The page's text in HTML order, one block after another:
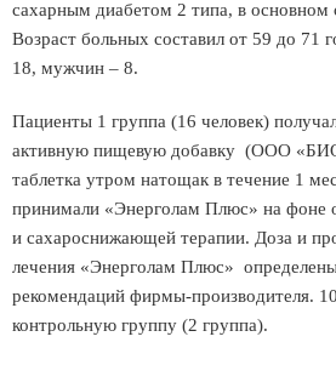
сахарным диабетом 2 типа, в основном
Возраст больных составил от 59 до 71
18, мужчин – 8.
Пациенты 1 группа (16 человек)
активную пищевую добавку (ООО
таблетка утром натощак в течение 1
принимали «Энерголам Плюс» на фоне
и сахароснижающей терапии. Доза и
лечения «Энерголам Плюс»
рекомендаций фирмы-производителя.
контрольную группу (2 группа).